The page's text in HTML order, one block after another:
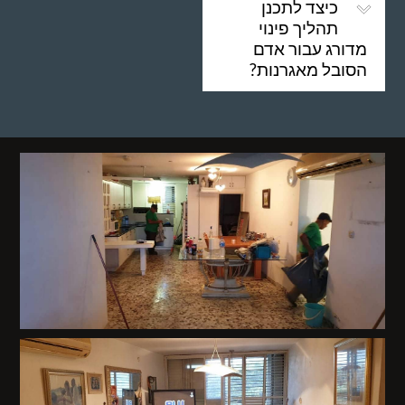
כיצד לתכנן
תהליך פינוי
מדורג עבור אדם
הסובל מאגרנות?